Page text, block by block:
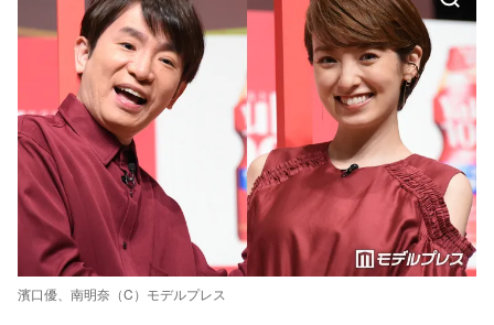
濱口優、南明奈（C）モデルプレス